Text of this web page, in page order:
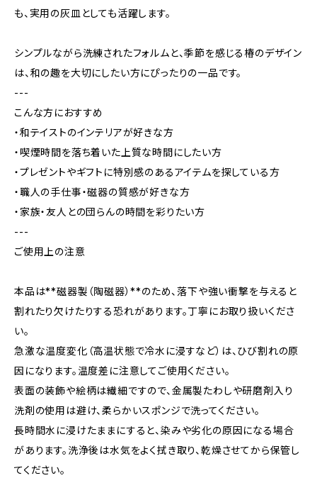
も、実用の灰皿としても活躍します。
シンプルながら洗練されたフォルムと、季節を感じる椿のデザイン
は、和の趣を大切にしたい方にぴったりの一品です。
---
こんな方におすすめ
・和テイストのインテリアが好きな方
・喫煙時間を落ち着いた上質な時間にしたい方
・プレゼントやギフトに特別感のあるアイテムを探している方
・職人の手仕事・磁器の質感が好きな方
・家族・友人との団らんの時間を彩りたい方
---
ご使用上の注意
本品は**磁器製（陶磁器）**のため、落下や強い衝撃を与えると
割れたり欠けたりする恐れがあります。丁寧にお取り扱いくださ
い。
急激な温度変化（高温状態で冷水に浸すなど）は、ひび割れの原
因になります。温度差に注意してご使用ください。
表面の装飾や絵柄は繊細ですので、金属製たわしや研磨剤入り
洗剤の使用は避け、柔らかいスポンジで洗ってください。
長時間水に浸けたままにすると、染みや劣化の原因になる場合
があります。洗浄後は水気をよく拭き取り、乾燥させてから保管し
てください。